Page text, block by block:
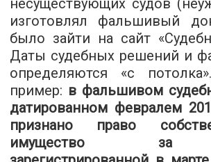
несуществующих судов
изготовлял фальшивый
было зайти на сайт
Даты судебных решений и
определяются «с
пример: в фальшивом
датированном февралем
признано право
имущество за